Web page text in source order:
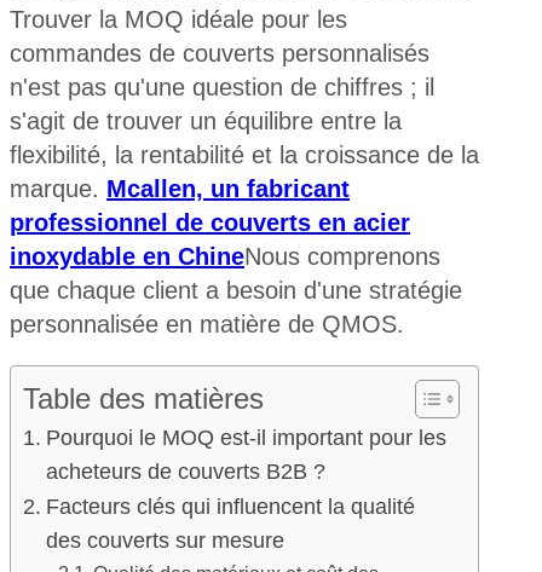
Trouver la MOQ idéale pour les
commandes de couverts personnalisés
n'est pas qu'une question de chiffres ; il
s'agit de trouver un équilibre entre la
flexibilité, la rentabilité et la croissance de la
marque. Mcallen, un fabricant
professionnel de couverts en acier
inoxydable en ChineNous comprenons
que chaque client a besoin d'une stratégie
personnalisée en matière de QMOS.
Table des matières
Pourquoi le MOQ est-il important pour les
acheteurs de couverts B2B ?
Facteurs clés qui influencent la qualité
des couverts sur mesure